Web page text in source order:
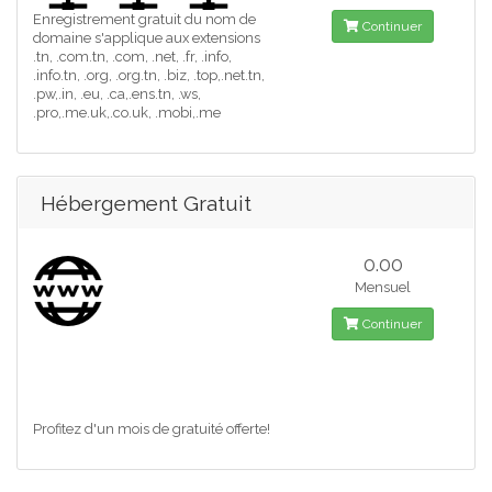
Enregistrement gratuit du nom de
domaine s'applique aux extensions
.tn, .com.tn, .com, .net, .fr, .info,
.info.tn, .org, .org.tn, .biz, .top,.net.tn,
.pw,.in, .eu, .ca,.ens.tn, .ws,
.pro,.me.uk,.co.uk, .mobi,.me
Continuer
Hébergement Gratuit
Profitez d'un mois de gratuité offerte!
0.00
Mensuel
Continuer